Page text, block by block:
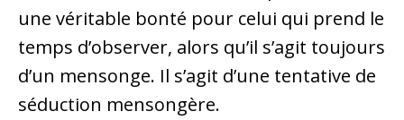
une véritable bonté pour celui qui prend le
temps d’observer, alors qu’il s’agit toujours
d’un mensonge. Il s’agit d’une tentative de
séduction mensongère.